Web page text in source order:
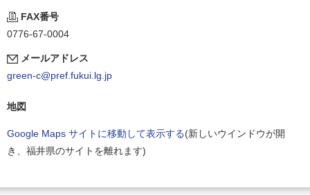
FAX番号
0776-67-0004
メールアドレス
green-c@pref.fukui.lg.jp
地図
Google Maps サイトに移動して表示する(新しいウインドウが開
き、福井県のサイトを離れます)